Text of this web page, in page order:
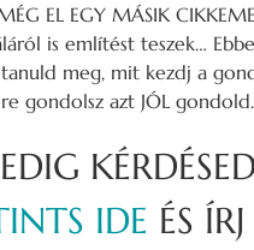
EL EGY MÁSIK
is említést teszek…
meg, mit kezdj a
gondolsz azt JÓL
IDE ÉS ÍRJ